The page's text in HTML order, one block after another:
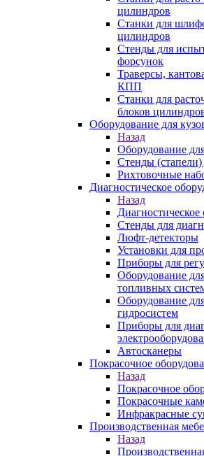
цилиндров
Станки для
цилиндров
Стенды для
форсунок
Траверсы,
КПП
Станки для
блоков
Оборудование для
Назад
Оборудование
Стенды (стапели)
Рихтовочные
Диагностическое
Назад
Диагностическое
Стенды для
Люфт-детекторы
Установки для
Приборы для
Оборудование
топливных
Оборудование
гидросистем
Приборы для
Автосканеры
Покрасочное
Назад
Покрасочное
Покрасочные
Инфракрасные
Производственная
Назад